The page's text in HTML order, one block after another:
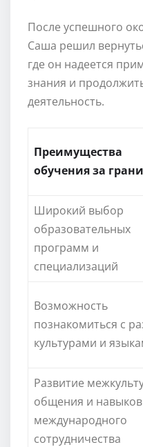
После успешного
Саша решил
где он надеется
знания и
деятельность.
Преимущества
обучения за
Широкий выбор
образовательных
программ и
специализаций
Возможность
познакомиться с
культурами и
Развитие
общения и навыков
международного
сотрудничества